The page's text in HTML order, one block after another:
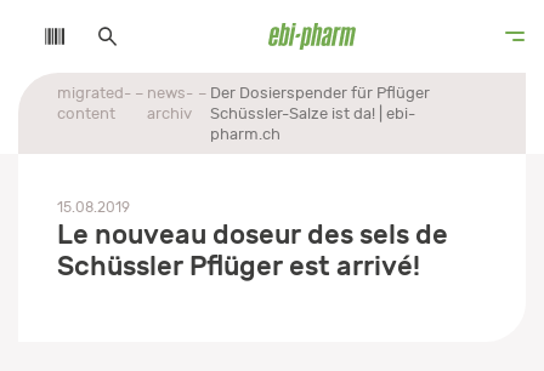
migrated-
content
news-
archiv
Der Dosierspender für Pflüger
Schüssler-Salze ist da! | ebi-
pharm.ch
15.08.2019
Le nouveau doseur des sels de
Schüssler Pflüger est arrivé!